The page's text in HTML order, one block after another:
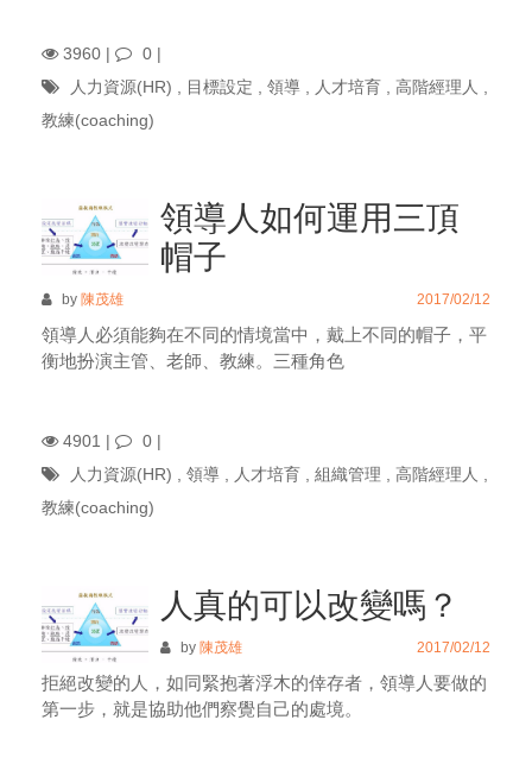
3960 | 0 |
人力資源(HR)
目標設定 領導 人才培育 高階經理人
教練(coaching)
領導人如何運用三頂
帽子
by 陳茂雄 2017/02/12
領導人必須能夠在不同的情境當中，戴上不同的帽子，平
衡地扮演主管、老師、教練。三種角色
4901 | 0 |
人力資源(HR)
領導 人才培育 組織管理 高階經理人
教練(coaching)
人真的可以改變嗎？
by 陳茂雄 2017/02/12
拒絕改變的人，如同緊抱著浮木的倖存者，領導人要做的
第一步，就是協助他們察覺自己的處境。